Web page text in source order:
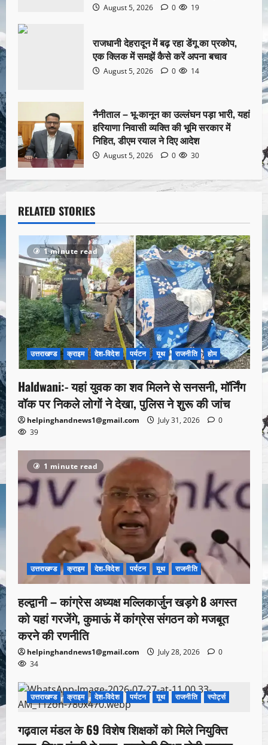
August 5, 2026 0 19
राजधानी देहरादून में बढ़ रहा डेंगू का प्रकोप,
एक क्लिक में समझें कैसे करें अपना बचाव
August 5, 2026 0 14
नैनीताल – भू-कानून का उल्लंघन पड़ा भारी, यहां
हरियाणा निवासी व्यक्ति की भूमि सरकार में
निहित, डीएम रयाल ने दिए आदेश
August 5, 2026 0 30
RELATED STORIES
1 minute read
उत्तराखण्ड क्राइम देश-विदेश पर्यटन यूथ राजनीति होम
Haldwani:- यहां युवक का शव मिलने से सनसनी, मॉर्निंग
वॉक पर निकले लोगों ने देखा, पुलिस ने शुरू की जांच
helpinghandnews1@gmail.com July 31, 2026
0
39
1 minute read
उत्तराखण्ड क्राइम देश-विदेश पर्यटन यूथ राजनीति
हल्द्वानी – कांग्रेस अध्यक्ष मल्लिकार्जुन खड़गे 8 अगस्त
को यहां गरजेंगे, कुमाऊं में कांग्रेस संगठन को मजबूत
करने की रणनीति
helpinghandnews1@gmail.com July 28, 2026
0
34
1 minute read
उत्तराखण्ड क्राइम देश-विदेश पर्यटन यूथ राजनीति स्पोर्ट्स
गढ़वाल मंडल के 69 विशेष शिक्षकों को मिले नियुक्ति